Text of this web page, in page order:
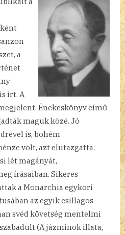
a
írt. A
Énekeskönyv című
maguk közé. Jó
is, bohém
volt, azt elutazgatta,
lét magányát,
írásaiban. Sikeres
a Monarchia egykori
az egyik csillagos
svéd követség mentelmi
(A jázminok illata,